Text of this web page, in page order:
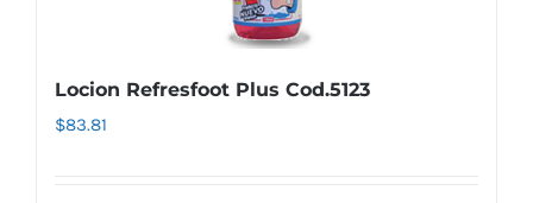
Locion Refresfoot Plus Cod.5123
$83.81